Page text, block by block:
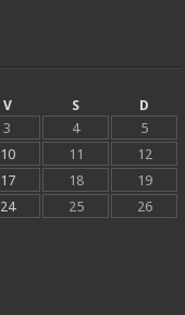
V S
D
3 4
5
10 11
12
17 18
19
24 25
26